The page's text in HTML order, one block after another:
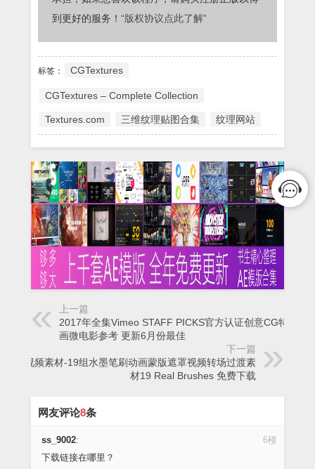
到更好的服务！ “版权协议点此了解”
标签： CGTextures
CGTextures – Complete Collection
Textures.com 三维纹理贴图合集 纹理网站
上一篇
2017年全集Vimeo STAFF PICKS官方认证创意CG特效动
画微电影参考 更新6月份最佳
下一篇
高清视频素材-19组水墨笔刷动画蒙版遮罩视频转场过渡素
材19 Real Brushes 免费下载
网友评论8条
6楼
ss_9002:
下载链接在哪里？